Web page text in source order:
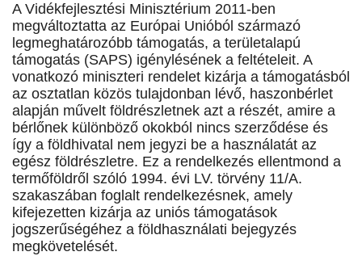
A Vidékfejlesztési Minisztérium 2011-ben
megváltoztatta az Európai Unióból származó
legmeghatározóbb támogatás, a területalapú
támogatás (SAPS) igénylésének a feltételeit. A
vonatkozó miniszteri rendelet kizárja a támogatásból
az osztatlan közös tulajdonban lévő, haszonbérlet
alapján művelt földrészletnek azt a részét, amire a
bérlőnek különböző okokból nincs szerződése és
így a földhivatal nem jegyzi be a használatát az
egész földrészletre. Ez a rendelkezés ellentmond a
termőföldről szóló 1994. évi LV. törvény 11/A.
szakaszában foglalt rendelkezésnek, amely
kifejezetten kizárja az uniós támogatások
jogszerűségéhez a földhasználati bejegyzés
megkövetelését.